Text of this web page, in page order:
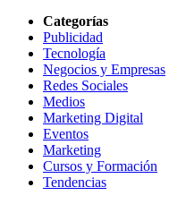
Categorías
Publicidad
Tecnología
Negocios y Empresas
Redes Sociales
Medios
Marketing Digital
Eventos
Marketing
Cursos y Formación
Tendencias